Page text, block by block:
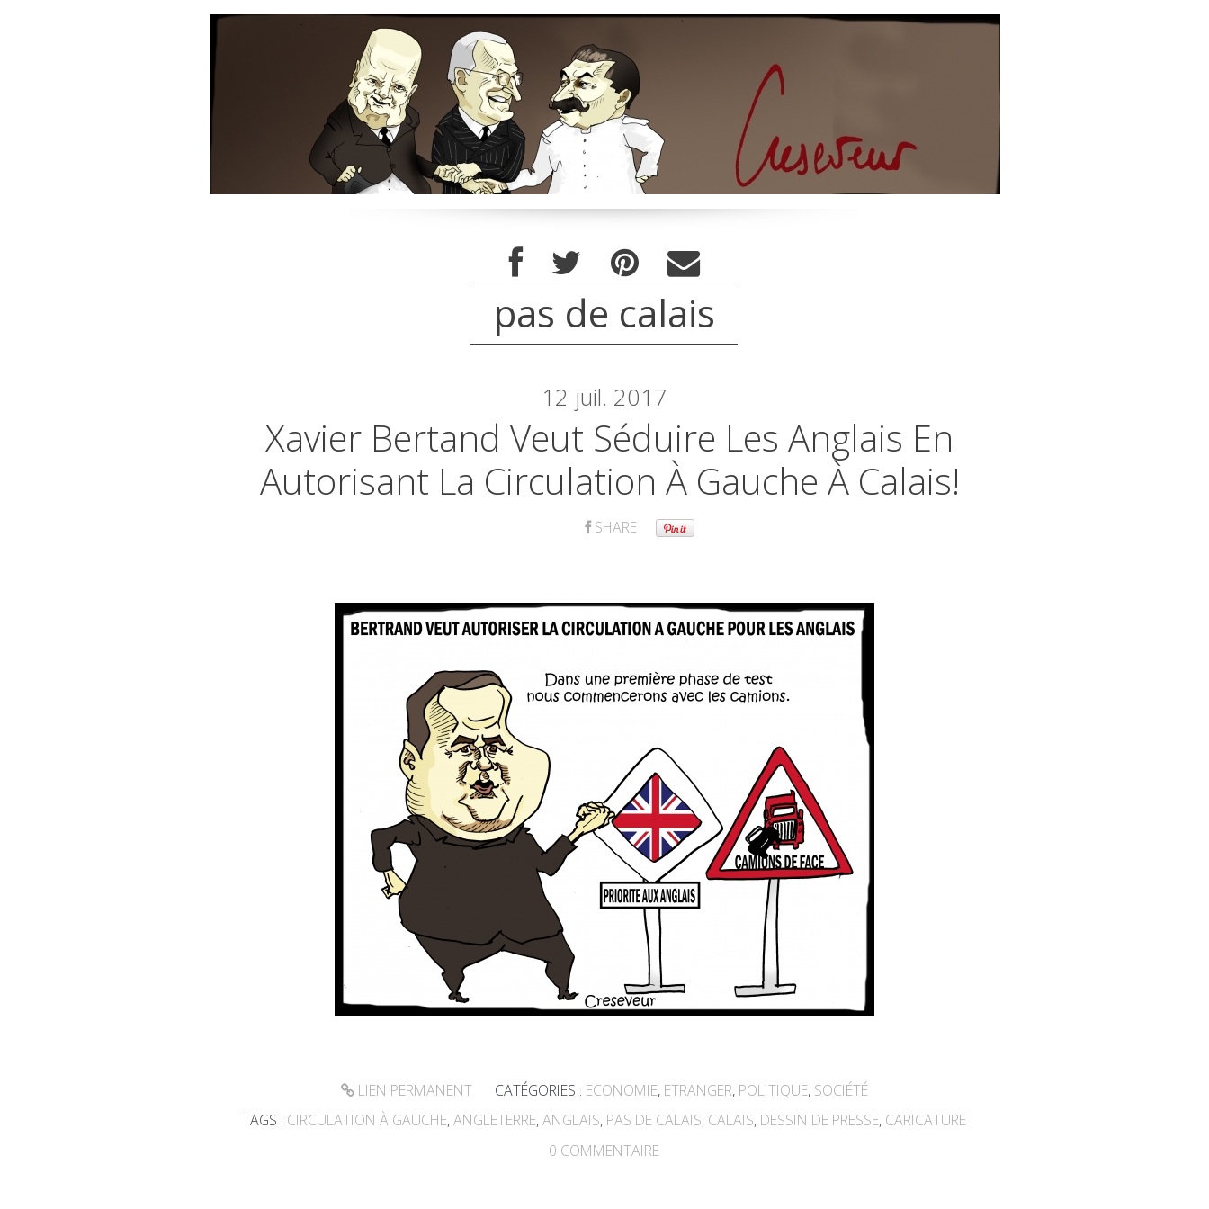
pas de calais
12 juil. 2017
Xavier Bertand Veut Séduire Les Anglais En
Autorisant La Circulation À Gauche À Calais!
SHARE
LIEN PERMANENT CATÉGORIES : ECONOMIE, ETRANGER, POLITIQUE, SOCIÉTÉ
TAGS : CIRCULATION À GAUCHE,ANGLETERRE,ANGLAIS, PAS DE CALAIS, CALAIS, DESSIN DE PRESSE, CARICATURE
0 COMMENTAIRE